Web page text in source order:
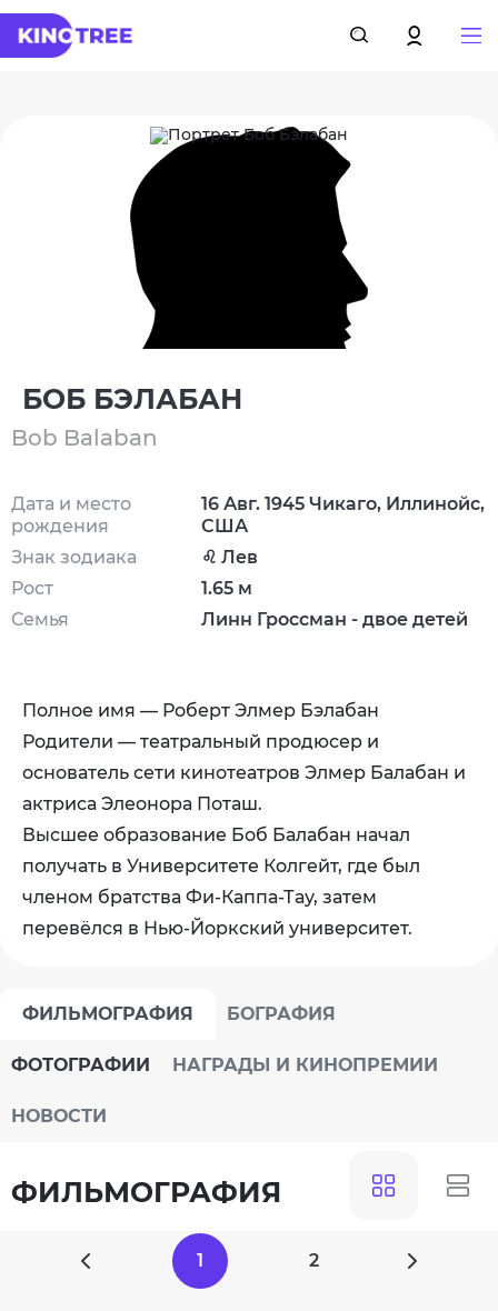
БОБ БЭЛАБАН
Bob Balaban
Дата и место
рождения
Знак зодиака
Рост
Семья
16 Авг. 1945 Чикаго, Иллинойс,
США
♌ Лев
1.65 м
Линн Гроссман - двое детей
Полное имя — Роберт Элмер Бэлабан
Родители — театральный продюсер и
основатель сети кинотеатров Элмер Балабан и
актриса Элеонора Поташ.
Высшее образование Боб Балабан начал
получать в Университете Колгейт, где был
членом братства Фи-Каппа-Тау, затем
перевёлся в Нью-Йоркский университет.
ФИЛЬМОГРАФИЯ БОГРАФИЯ
ФОТОГРАФИИ НАГРАДЫ И КИНОПРЕМИИ
НОВОСТИ
ФИЛЬМОГРАФИЯ
1 2